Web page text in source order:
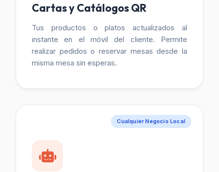
Cartas y Catálogos QR
Tus productos o platos actualizados al
instante en el móvil del cliente. Permite
realizar pedidos o reservar mesas desde la
misma mesa sin esperas.
Cualquier Negocio Local